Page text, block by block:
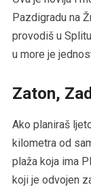
Pazdigradu na
provodiš u
u more je
Zaton,
Ako planiraš
kilometra od
plaža koja ima
koji je odvojen